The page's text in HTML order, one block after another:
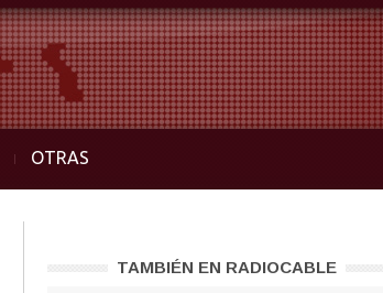
OTRAS
TAMBIÉN EN RADIOCABLE